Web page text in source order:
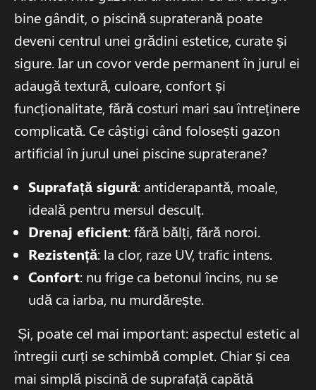
bine gândit, o piscină supraterană poate
deveni centrul unei grădini estetice, curate și
sigure. Iar un covor verde permanent în jurul ei
adaugă textură, culoare, confort și
funcționalitate, fără costuri mari sau întreținere
complicată. Ce câștigi când folosești gazon
artificial în jurul unei piscine supraterane?
Suprafață sigură: antiderapantă, moale,
ideală pentru mersul desculț.
Drenaj eficient: fără bălți, fără noroi.
Rezistență: la clor, raze UV, trafic intens.
Confort: nu frige ca betonul încins, nu se
udă ca iarba, nu murdărește.
Și, poate cel mai important: aspectul estetic al
întregii curți se schimbă complet. Chiar și cea
mai simplă piscină de suprafață capătă